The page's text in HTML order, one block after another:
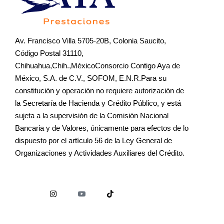
Av. Francisco Villa 5705-20B, Colonia Saucito,
Código Postal 31110,
Chihuahua,Chih.,MéxicoConsorcio Contigo Aya de
México, S.A. de C.V., SOFOM, E.N.R.Para su
constitución y operación no requiere autorización de
la Secretaría de Hacienda y Crédito Público, y está
sujeta a la supervisión de la Comisión Nacional
Bancaria y de Valores, únicamente para efectos de lo
dispuesto por el artículo 56 de la Ley General de
Organizaciones y Actividades Auxiliares del Crédito.